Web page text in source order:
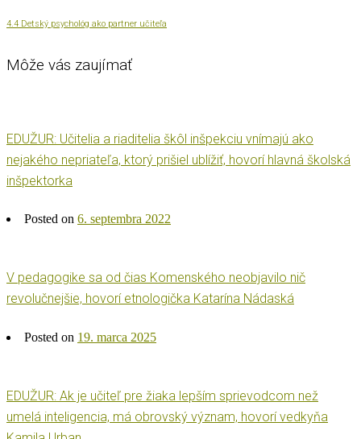
4.4 Detský psychológ ako partner učiteľa
Môže vás zaujímať
EDUŽUR: Učitelia a riaditelia škôl inšpekciu vnímajú ako
nejakého nepriateľa, ktorý prišiel ublížiť, hovorí hlavná školská
inšpektorka
Posted on 6. septembra 2022
V pedagogike sa od čias Komenského neobjavilo nič
revolučnejšie, hovorí etnologička Katarína Nádaská
Posted on 19. marca 2025
EDUŽUR: Ak je učiteľ pre žiaka lepším sprievodcom než
umelá inteligencia, má obrovský význam, hovorí vedkyňa